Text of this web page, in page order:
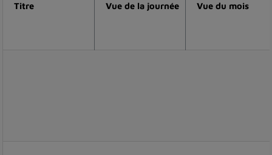
Titre Vue de la journée Vue du mois